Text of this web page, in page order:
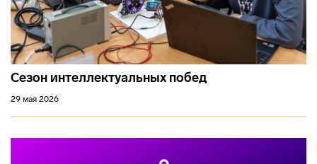
Сезон интеллектуальных побед
29 мая 2026